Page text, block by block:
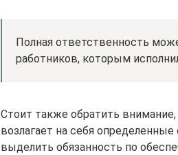
Полная ответственность
работников, которым
Стоит также обратить
возлагает на себя
выделить обязанность по